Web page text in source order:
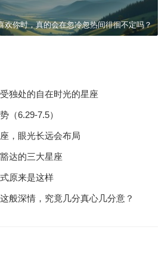
欢你时，真的会在忽冷忽热间徘徊不定吗？
独处的自在时光的星座
（6.29-7.5）
，眼光长远会布局
达的三大星座
原来是这样
般深情，究竟几分真心几分意？